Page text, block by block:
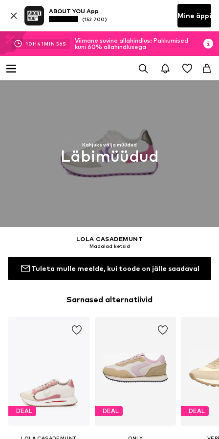
ABOUT YOU App
(152 700) Mine äppi
10H 41MIN 55S
Viimane suvine allahindlus: Pakkumised
kuni 60% allahindlusega
Kahjuks välja müüdud
Läbimüüdud
LOLA CASADEMUNT
Madalad ketsid
Tuleta mulle meelde, kui toode on jälle saadaval
Sarnased alternatiivid
DEAL DEAL DEAL